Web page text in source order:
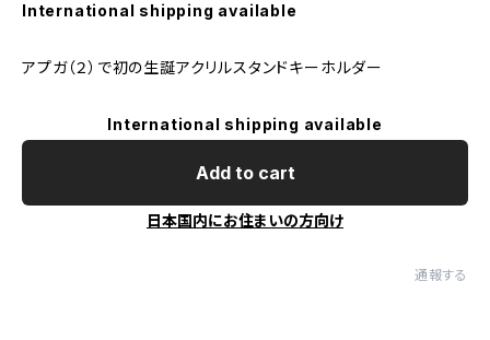
International shipping available
アプガ（２）で初の生誕アクリルスタンドキーホルダー
International shipping available
Add to cart
日本国内にお住まいの方向け
通報する